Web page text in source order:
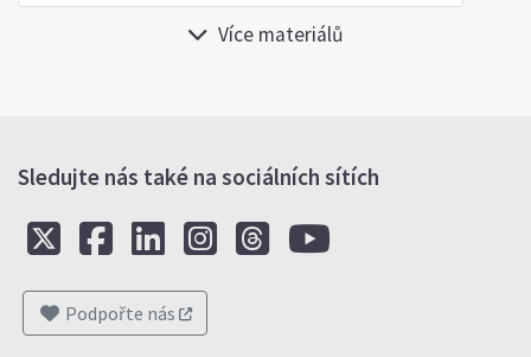
Více materiálů
Sledujte nás také na sociálních sítích
Podpořte nás